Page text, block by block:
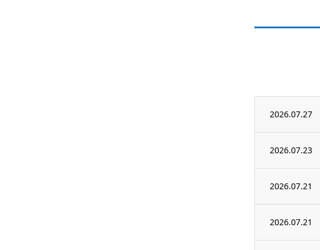
2026.07.27
2026.07.23
2026.07.21
2026.07.21